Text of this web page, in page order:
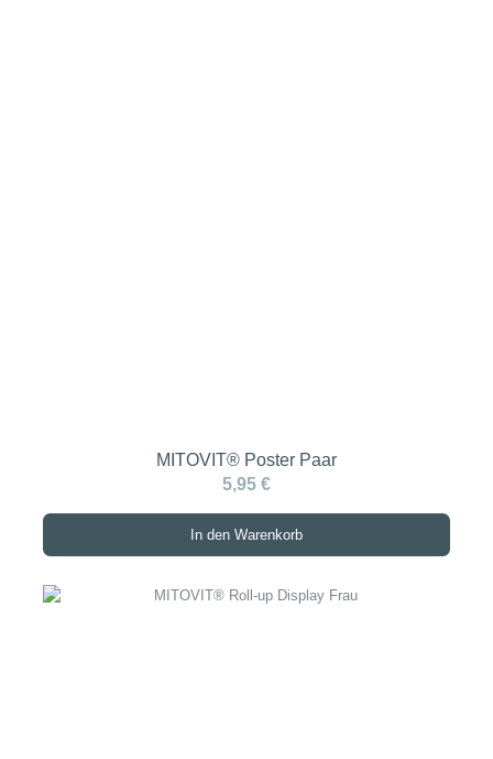
MITOVIT® Poster Paar
5,95 €
In den Warenkorb